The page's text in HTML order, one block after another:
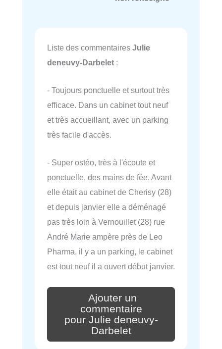
Liste des commentaires Julie
deneuvy-Darbelet :
- Toujours ponctuelle et surtout très
efficace. Dans un cabinet tout neuf
et très accueillant, avec un parking
très facile d'accès.
- Super ostéo, très à l'écoute et
ponctuelle, des mains de fée. Avant
elle était au cabinet de Cherisy (28)
et depuis janvier elle a déménagé
pas très loin à Vernouillet (28) rue
André Marie ampère près de Leo
Pharma, il y a un parking, le cabinet
est tout neuf il a ouvert début janvier.
Ajouter un
commentaire
pour Julie deneuvy-
Darbelet